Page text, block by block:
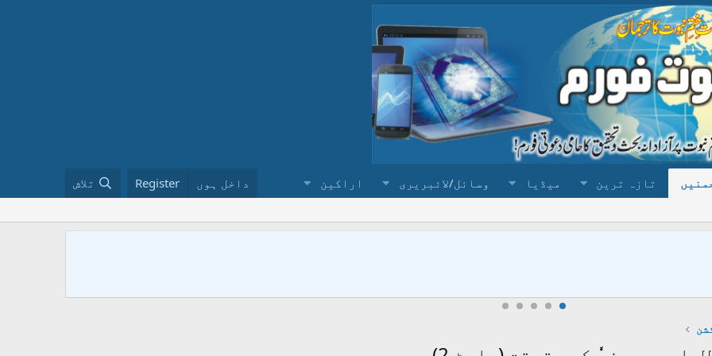
تازہ ترین میڈیا وسائل/لائبریری اراکین داخل ہوں Register تلاش